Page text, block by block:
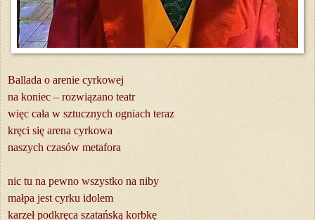
Ballada o arenie cyrkowej
na koniec – rozwiązano teatr
więc cała w sztucznych ogniach teraz
kręci się arena cyrkowa
naszych czasów metafora
nic tu na pewno wszystko na niby
małpa jest cyrku idolem
karzeł podkręca szatańską korbkę